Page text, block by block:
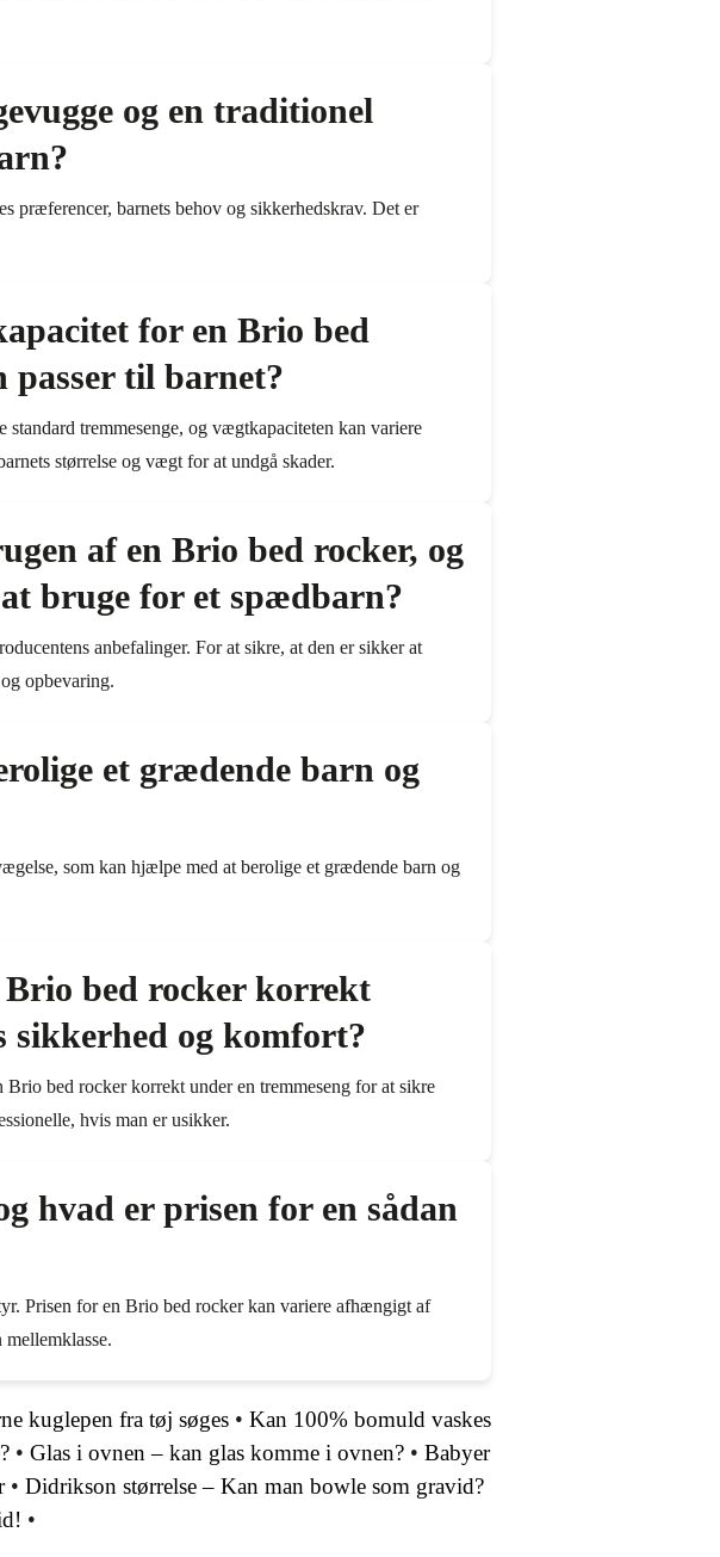
og en traditionel
præferencer, barnets behov og sikkerhedskrav. Det er
for en Brio bed
passer til barnet?
tremmesenge, og vægtkapaciteten kan variere
størrelse og vægt for at undgå skader.
af en Brio bed rocker, og
bruge for et spædbarn?
anbefalinger. For at sikre, at den er sikker at
opbevaring.
et grædende barn og
som kan hjælpe med at berolige et grædende barn og
bed rocker korrekt
sikkerhed og komfort?
bed rocker korrekt under en tremmeseng for at sikre
hvis man er usikker.
hvad er prisen for en sådan
Prisen for en Brio bed rocker kan variere afhængigt af
kuglepen fra tøj søges • Kan 100% bomuld vaskes
• Glas i ovnen – kan glas komme i ovnen? • Babyer
• Didrikson størrelse – Kan man bowle som gravid?
•